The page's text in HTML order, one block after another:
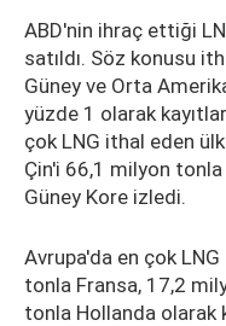
ABD'nin ihraç ettiği
satıldı. Söz konusu
Güney ve Orta
yüzde 1 olarak
çok LNG ithal eden
Çin'i 66,1 milyon
Güney Kore izledi.
Avrupa'da en çok
tonla Fransa, 17,2
tonla Hollanda olarak